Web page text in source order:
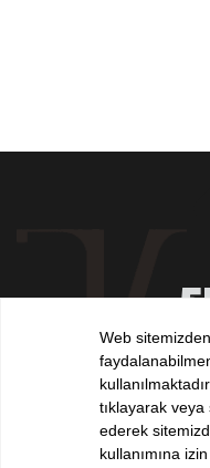
+90 532
FOLLOW US !
Web
tıklayarak
ederek
kullanımına